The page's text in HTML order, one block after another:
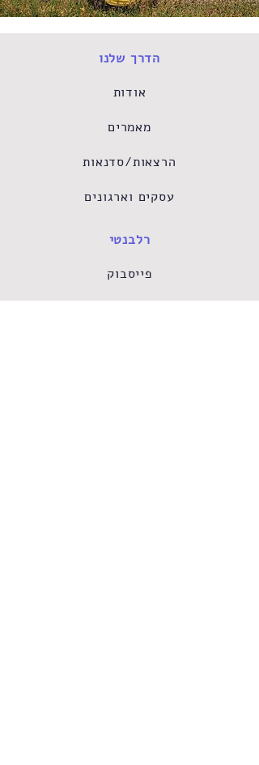
הדרך שלנו
אודות
מאמרים
הרצאות/סדנאות
עסקים וארגונים
רלבנטי
פייסבוק